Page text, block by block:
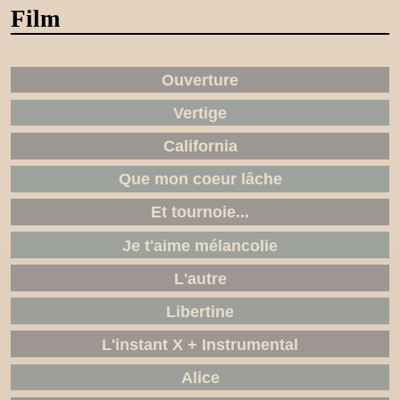
Film
Ouverture
Vertige
California
Que mon coeur lâche
Et tournoie...
Je t'aime mélancolie
L'autre
Libertine
L'instant X + Instrumental
Alice